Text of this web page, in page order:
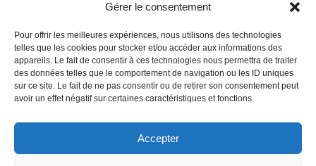
Gérer le consentement
Pour offrir les meilleures expériences, nous utilisons des technologies
telles que les cookies pour stocker et/ou accéder aux informations des
appareils. Le fait de consentir à ces technologies nous permettra de traiter
des données telles que le comportement de navigation ou les ID uniques
sur ce site. Le fait de ne pas consentir ou de retirer son consentement peut
avoir un effet négatif sur certaines caractéristiques et fonctions.
Accepter